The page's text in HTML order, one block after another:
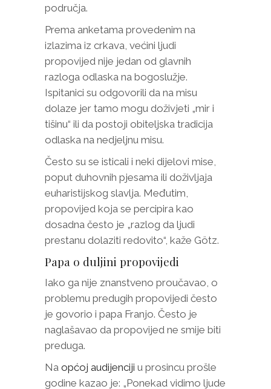
područja.
Prema anketama provedenim na
izlazima iz crkava, većini ljudi
propovijed nije jedan od glavnih
razloga odlaska na bogoslužje.
Ispitanici su odgovorili da na misu
dolaze jer tamo mogu doživjeti „mir i
tišinu“ ili da postoji obiteljska tradicija
odlaska na nedjeljnu misu.
Često su se isticali i neki dijelovi mise,
poput duhovnih pjesama ili doživljaja
euharistijskog slavlja. Međutim,
propovijed koja se percipira kao
dosadna često je „razlog da ljudi
prestanu dolaziti redovito“, kaže Götz.
Papa o duljini propovijedi
Iako ga nije znanstveno proučavao, o
problemu predugih propovijedi često
je govorio i papa Franjo. Često je
naglašavao da propovijed ne smije biti
preduga.
Na općoj audijenciji u prosincu prošle
godine kazao je: „Ponekad vidimo ljude